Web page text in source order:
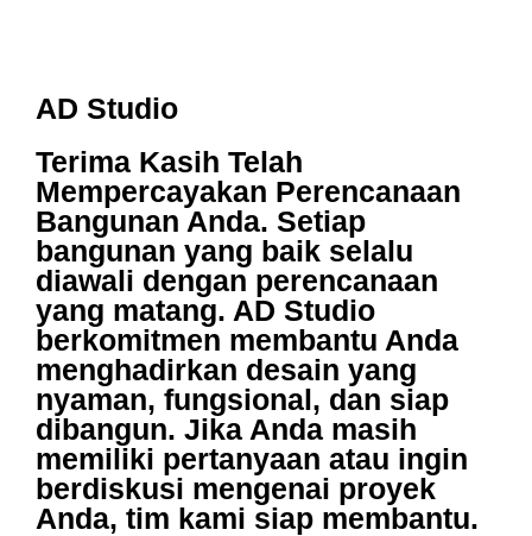
AD Studio
Terima Kasih Telah
Mempercayakan Perencanaan
Bangunan Anda. Setiap
bangunan yang baik selalu
diawali dengan perencanaan
yang matang. AD Studio
berkomitmen membantu Anda
menghadirkan desain yang
nyaman, fungsional, dan siap
dibangun. Jika Anda masih
memiliki pertanyaan atau ingin
berdiskusi mengenai proyek
Anda, tim kami siap membantu.